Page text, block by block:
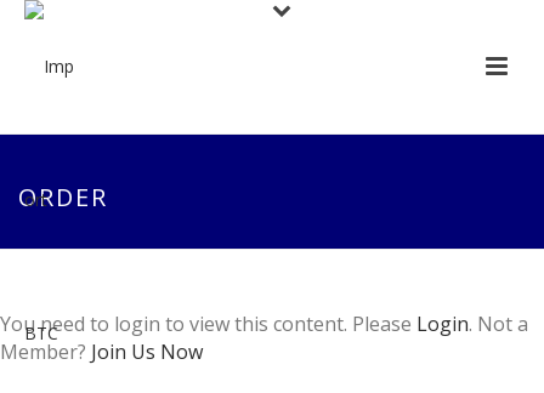
ORDER
You need to login to view this content. Please Login. Not a
Member? Join Us Now